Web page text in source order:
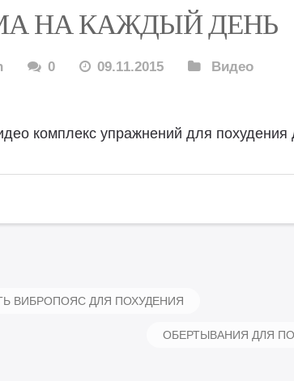
НА КАЖДЫЙ ДЕНЬ
0 09.11.2015 Видео
комплекс упражнений для
ВИБРОПОЯС ДЛЯ ПОХУДЕНИЯ
ОБЕРТЫВАНИЯ ДЛЯ